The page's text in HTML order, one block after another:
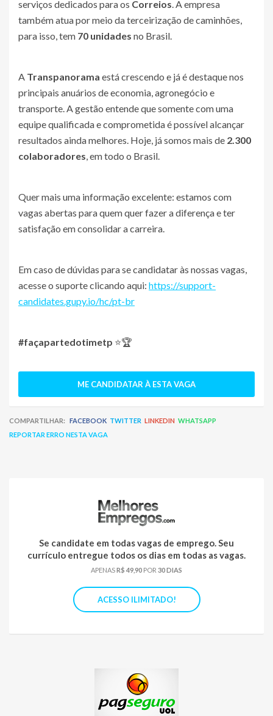
serviços dedicados para os Correios. A empresa
também atua por meio da terceirização de caminhões,
para isso, tem 70 unidades no Brasil.
A Transpanorama está crescendo e já é destaque nos
principais anuários de economia, agronegócio e
transporte. A gestão entende que somente com uma
equipe qualificada e comprometida é possível alcançar
resultados ainda melhores. Hoje, já somos mais de 2.300
colaboradores, em todo o Brasil.
Quer mais uma informação excelente: estamos com
vagas abertas para quem quer fazer a diferença e ter
satisfação em consolidar a carreira.
Em caso de dúvidas para se candidatar às nossas vagas,
acesse o suporte clicando aqui: https://support-
candidates.gupy.io/hc/pt-br
#façapartedotimetp ⭐🏆
ME CANDIDATAR À ESTA VAGA
COMPARTILHAR: FACEBOOK TWITTER LINKEDIN WHATSAPP
REPORTAR ERRO NESTA VAGA
Se candidate em todas vagas de emprego. Seu
currículo entregue todos os dias em todas as vagas.
APENASR$ 49,90 POR 30 DIAS
ACESSO ILIMITADO!